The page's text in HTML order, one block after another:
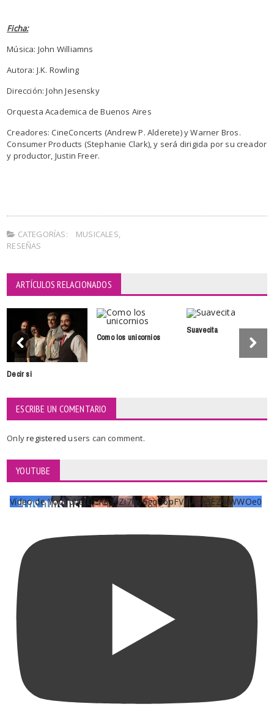
Ficha:
Música: John Williamns
Autora: J.K. Rowling
Dirección: John Jesensky
Orquesta Academica de Buenos Aires
Creadores: CineConcerts (Andrew P. Alderete) y Warner Bros.
Consumer Products (Stephanie Clark), y será dirigida por su creador
y productor, Justin Freer.
CATEGORÍAS: MUSICALES,
RESEÑAS
ARTÍCULOS RELACIONADOS
Decir si
Como los unicornios
Suavecita
ESCRIBE UN COMENTARIO
Onlyregisteredusers can comment.
YOUTUBE
Vídeo de YouTube UCKqYjiZi7lzy6gqU6pFVFiA_A3EZ9JWWOe0